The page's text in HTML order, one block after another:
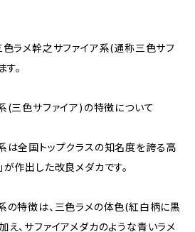
色ラメ幹之サファイア系(通称三色サフ
。
(三色サファイア)の特徴について
は全国トップクラスの知名度を誇る高
作出した改良メダカです。
の特徴は、三色ラメの体色(紅白柄に黒
、サファイアメダカのような青いラメ